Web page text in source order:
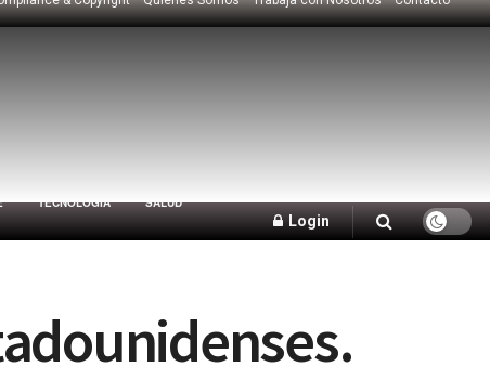
TECNOLOGÍA SALUD
Login